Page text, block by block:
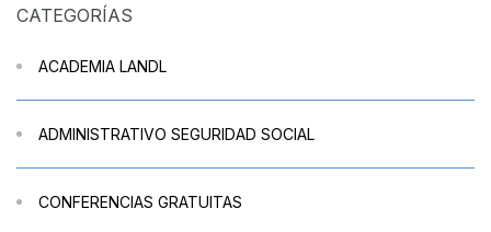
CATEGORÍAS
ACADEMIA LANDL
ADMINISTRATIVO SEGURIDAD SOCIAL
CONFERENCIAS GRATUITAS